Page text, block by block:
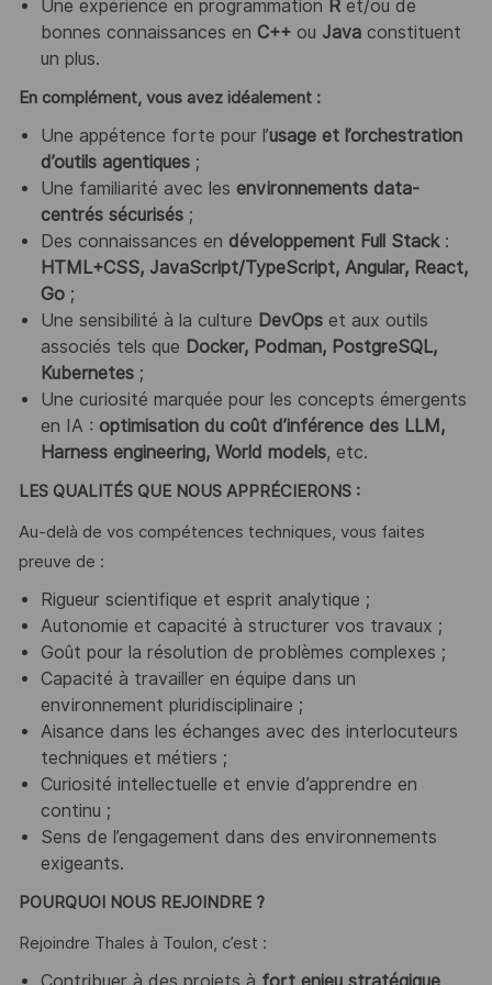
Une expérience en programmation Ret/ou de
bonnes connaissances en C++ou Javaconstituent
un plus.
En complément, vous avez idéalement :
Une appétence forte pour l’usage et l’orchestration
d’outils agentiques;
Une familiarité avec les environnements data-
centrés sécurisés;
Des connaissances en développement Full Stack:
HTML+CSS, JavaScript/TypeScript, Angular, React,
Go;
Une sensibilité à la culture DevOpset aux outils
associés tels que Docker, Podman, PostgreSQL,
Kubernetes;
Une curiosité marquée pour les concepts émergents
en IA : optimisation du coût d’inférence des LLM,
Harness engineering, World models, etc.
LES QUALITÉS QUE NOUS APPRÉCIERONS :
Au-delà de vos compétences techniques, vous faites
preuve de :
Rigueur scientifique et esprit analytique ;
Autonomie et capacité à structurer vos travaux ;
Goût pour la résolution de problèmes complexes ;
Capacité à travailler en équipe dans un
environnement pluridisciplinaire ;
Aisance dans les échanges avec des interlocuteurs
techniques et métiers ;
Curiosité intellectuelle et envie d’apprendre en
continu ;
Sens de l’engagement dans des environnements
exigeants.
POURQUOI NOUS REJOINDRE ?
Rejoindre Thales à Toulon, c’est :